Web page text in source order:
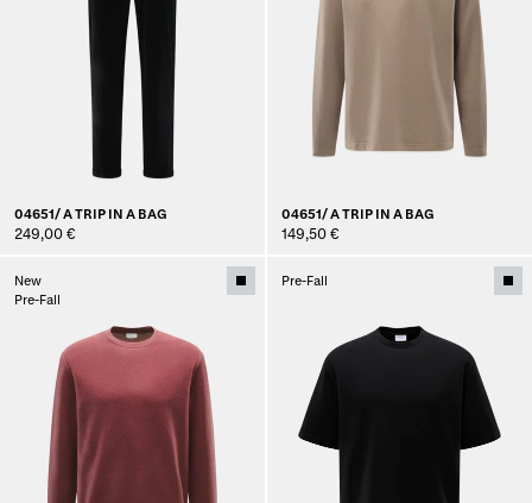
04651/ A TRIP IN A BAG
249,00 €
04651/ A TRIP IN A BAG
149,50 €
New
Pre-Fall
Pre-Fall